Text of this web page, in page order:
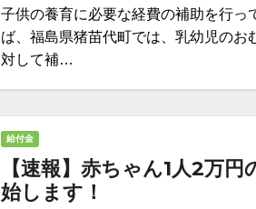
子供の養育に必要な経費の補助を行っ
ば、福島県猪苗代町では、乳幼児のお
対して補…
給付金
【速報】赤ちゃん1人2万円
始します！